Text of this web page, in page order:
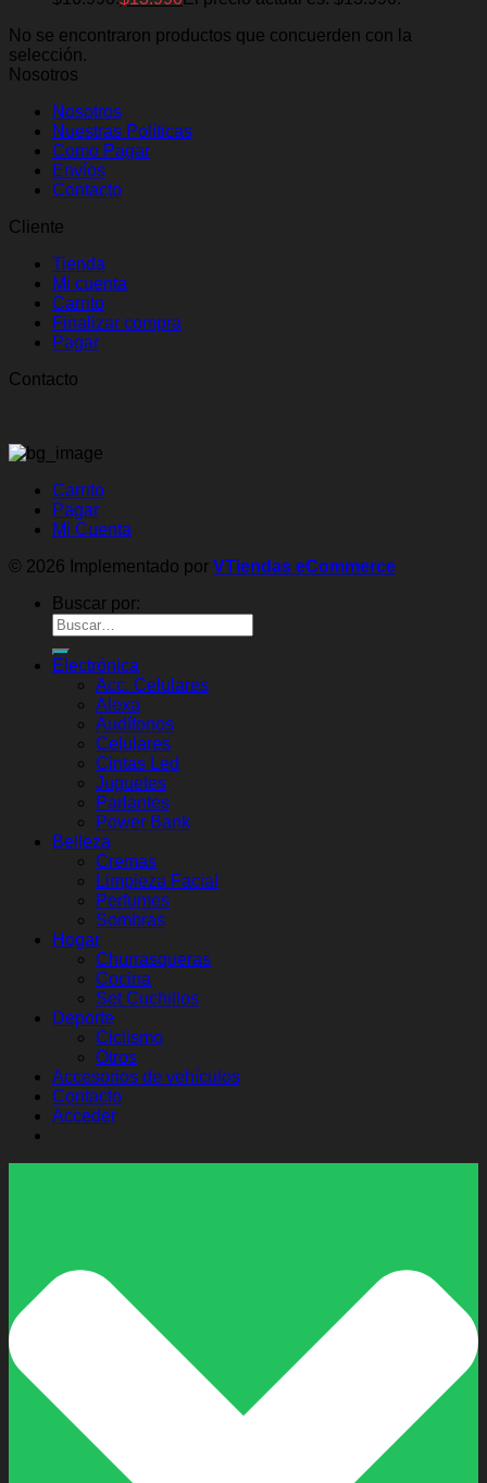
No se encontraron productos que concuerden con la
selección.
Nosotros
Nosotros
Nuestras Políticas
Como Pagar
Envíos
Contacto
Cliente
Tienda
Mi cuenta
Carrito
Finalizar compra
Pagar
Contacto
Carrito
Pagar
Mi Cuenta
© 2026 Implementado por VTiendas eCommerce
Buscar por:
Electrónica
Acc. Celulares
Alexa
Audífonos
Celulares
Cintas Led
Juguetes
Parlantes
Power Bank
Belleza
Cremas
Limpieza Facial
Perfumes
Sombras
Hogar
Churrasqueras
Cocina
Set Cuchillos
Deporte
Ciclismo
Otros
Accesorios de vehículos
Contacto
Acceder